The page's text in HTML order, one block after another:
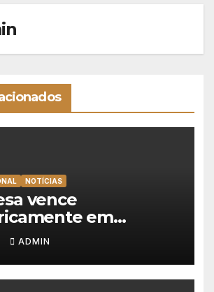
NOTÍCIAS
vence
em
Rui Oliveira
amarela da Volta a
ADMIN